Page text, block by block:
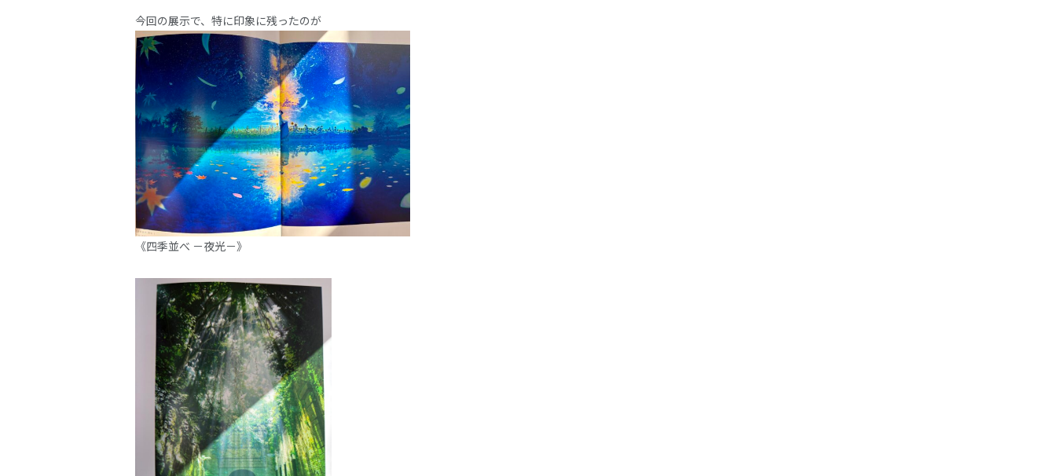
今回の展示で、特に印象に残ったのが
《四季並べ －夜光－》